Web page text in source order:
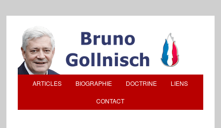
ARTICLES BIOGRAPHIE DOCTRINE LIENS
CONTACT